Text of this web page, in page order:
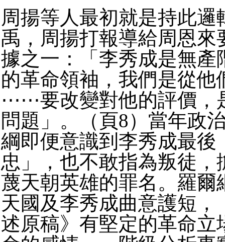
周揚等人最初就是持此邏
禹，周揚打報導給周恩來
據之一：「李秀成是無產
的革命領袖，我們是從他
⋯⋯要改變對他的評價，
問題」。（頁8）當年政
綱即便意識到李秀成最後
忠」，也不敢指為叛徒，
蔑天朝英雄的罪名。羅爾
天國及李秀成曲意護短，
述原稿》有堅定的革命立